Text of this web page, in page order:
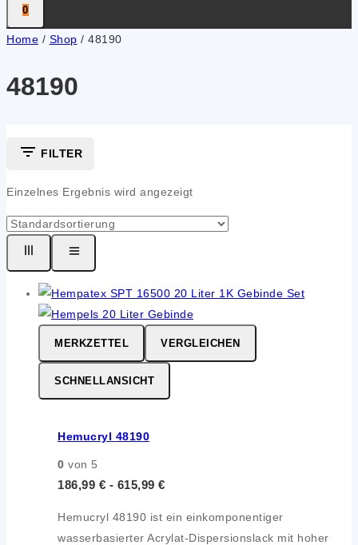
0
Home / Shop / 48190
48190
FILTER
Einzelnes Ergebnis wird angezeigt
MERKZETTEL VERGLEICHEN
SCHNELLANSICHT
Hemucryl 48190
0 von 5
186,99 € - 615,99 €
Hemucryl 48190 ist ein einkomponentiger
wasserbasierter Acrylat-Dispersionslack mit hoher